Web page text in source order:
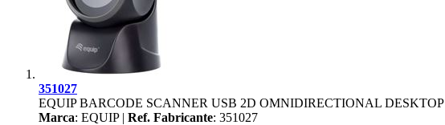
351027
EQUIP BARCODE SCANNER USB 2D OMNIDIRECTIONAL DESKTOP
Marca: EQUIP | Ref. Fabricante: 351027